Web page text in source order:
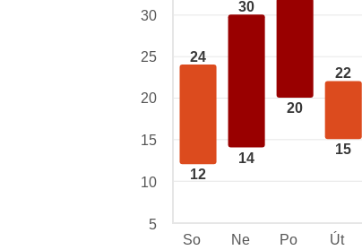
24
12
30
14
20
22
15
30
25
20
15
10
5
So
Ne Po Út